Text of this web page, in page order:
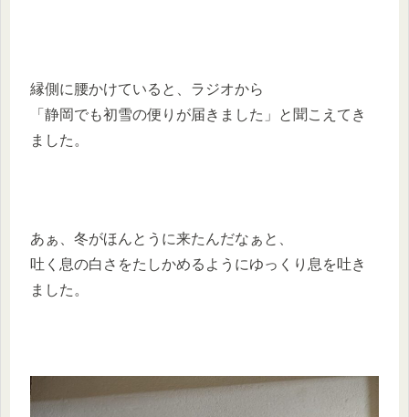
縁側に腰かけていると、ラジオから
「静岡でも初雪の便りが届きました」と聞こえてき
ました。
あぁ、冬がほんとうに来たんだなぁと、
吐く息の白さをたしかめるようにゆっくり息を吐き
ました。